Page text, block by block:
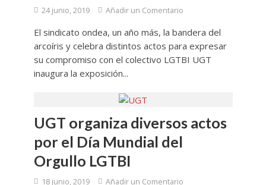
24 junio, 2019 Añadir un Comentario
El sindicato ondea, un año más, la bandera del
arcoíris y celebra distintos actos para expresar
su compromiso con el colectivo LGTBI UGT
inaugura la exposición...
UGT organiza diversos actos
por el Día Mundial del
Orgullo LGTBI
18 junio, 2019 Añadir un Comentario